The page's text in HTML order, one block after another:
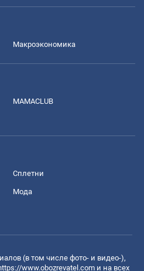
Mакроэкономика
MAMACLUB
Сплетни
Мода
(в том числе фото- и видео-),
www.obozrevatel.com и на всех